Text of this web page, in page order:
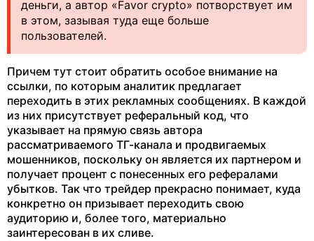
деньги, а автор «Favor crypto» потворствует им
в этом, зазывая туда еще больше
пользователей.
Причем тут стоит обратить особое внимание на
ссылки, по которым аналитик предлагает
переходить в этих рекламных сообщениях. В каждой
из них присутствует реферальный код, что
указывает на прямую связь автора
рассматриваемого ТГ-канала и продвигаемых
мошенников, поскольку он является их партнером и
получает процент с понесенных его рефералами
убытков. Так что трейдер прекрасно понимает, куда
конкретно он призывает переходить свою
аудиторию и, более того, материально
заинтересован в их сливе.